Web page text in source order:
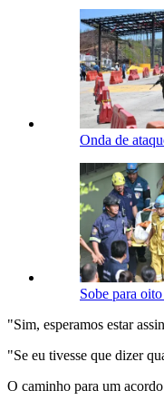
Onda de
Sobe para
"Sim, esperamos estar
"Se eu tivesse que dizer
O caminho para um